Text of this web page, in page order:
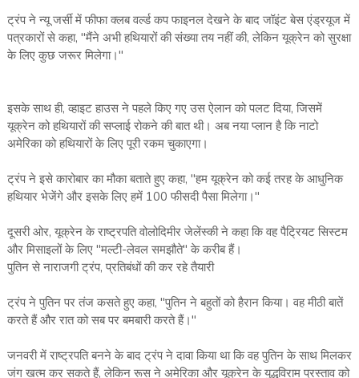
ट्रंप ने न्यू जर्सी में फीफा क्लब वर्ल्ड कप फाइनल देखने के बाद जॉइंट बेस एंड्रयूज में
पत्रकारों से कहा, "मैंने अभी हथियारों की संख्या तय नहीं की, लेकिन यूक्रेन को सुरक्षा
के लिए कुछ जरूर मिलेगा।"
इसके साथ ही, व्हाइट हाउस ने पहले किए गए उस ऐलान को पलट दिया, जिसमें
यूक्रेन को हथियारों की सप्लाई रोकने की बात थी। अब नया प्लान है कि नाटो
अमेरिका को हथियारों के लिए पूरी रकम चुकाएगा।
ट्रंप ने इसे कारोबार का मौका बताते हुए कहा, "हम यूक्रेन को कई तरह के आधुनिक
हथियार भेजेंगे और इसके लिए हमें 100 फीसदी पैसा मिलेगा।"
दूसरी ओर, यूक्रेन के राष्ट्रपति वोलोदिमीर जेलेंस्की ने कहा कि वह पैट्रियट सिस्टम
और मिसाइलों के लिए "मल्टी-लेवल समझौते" के करीब हैं।
पुतिन से नाराजगी ट्रंप, प्रतिबंधों की कर रहे तैयारी
ट्रंप ने पुतिन पर तंज कसते हुए कहा, "पुतिन ने बहुतों को हैरान किया। वह मीठी बातें
करते हैं और रात को सब पर बमबारी करते हैं।"
जनवरी में राष्ट्रपति बनने के बाद ट्रंप ने दावा किया था कि वह पुतिन के साथ मिलकर
जंग खत्म कर सकते हैं, लेकिन रूस ने अमेरिका और यूक्रेन के युद्धविराम प्रस्ताव को